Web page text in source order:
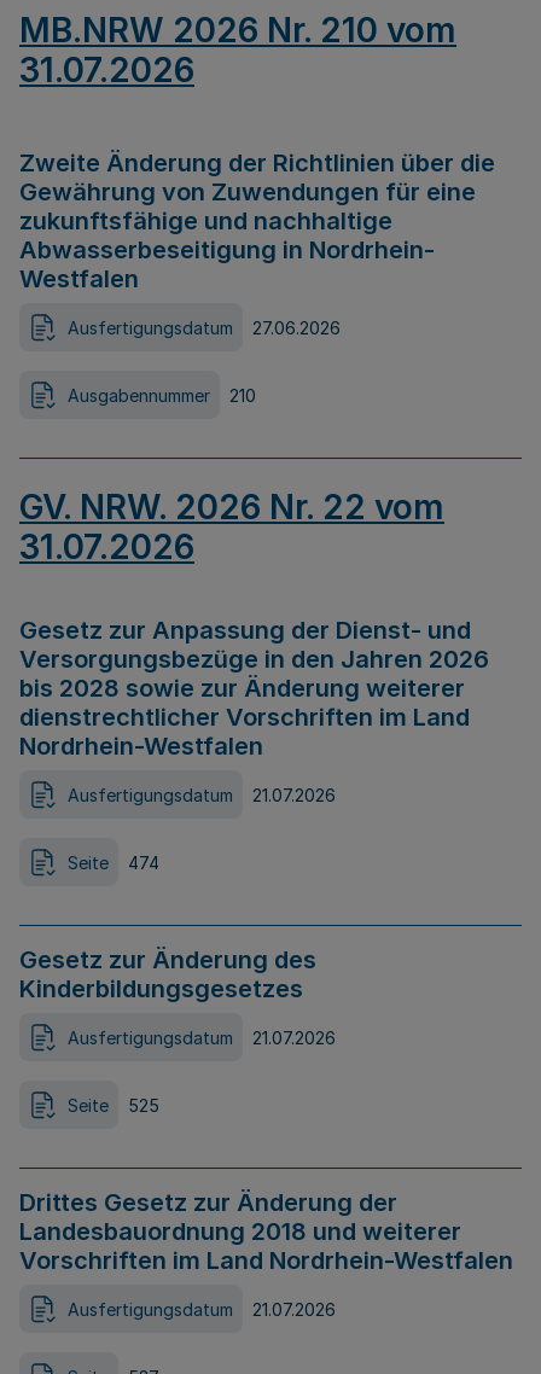
MB.NRW 2026 Nr. 210 vom
31.07.2026
Zweite Änderung der Richtlinien über die
Gewährung von Zuwendungen für eine
zukunftsfähige und nachhaltige
Abwasserbeseitigung in Nordrhein-
Westfalen
Ausfertigungsdatum 27.06.2026
Ausgabennummer 210
GV. NRW. 2026 Nr. 22 vom
31.07.2026
Gesetz zur Anpassung der Dienst- und
Versorgungsbezüge in den Jahren 2026
bis 2028 sowie zur Änderung weiterer
dienstrechtlicher Vorschriften im Land
Nordrhein-Westfalen
Ausfertigungsdatum 21.07.2026
Seite 474
Gesetz zur Änderung des
Kinderbildungsgesetzes
Ausfertigungsdatum 21.07.2026
Seite 525
Drittes Gesetz zur Änderung der
Landesbauordnung 2018 und weiterer
Vorschriften im Land Nordrhein-Westfalen
Ausfertigungsdatum 21.07.2026